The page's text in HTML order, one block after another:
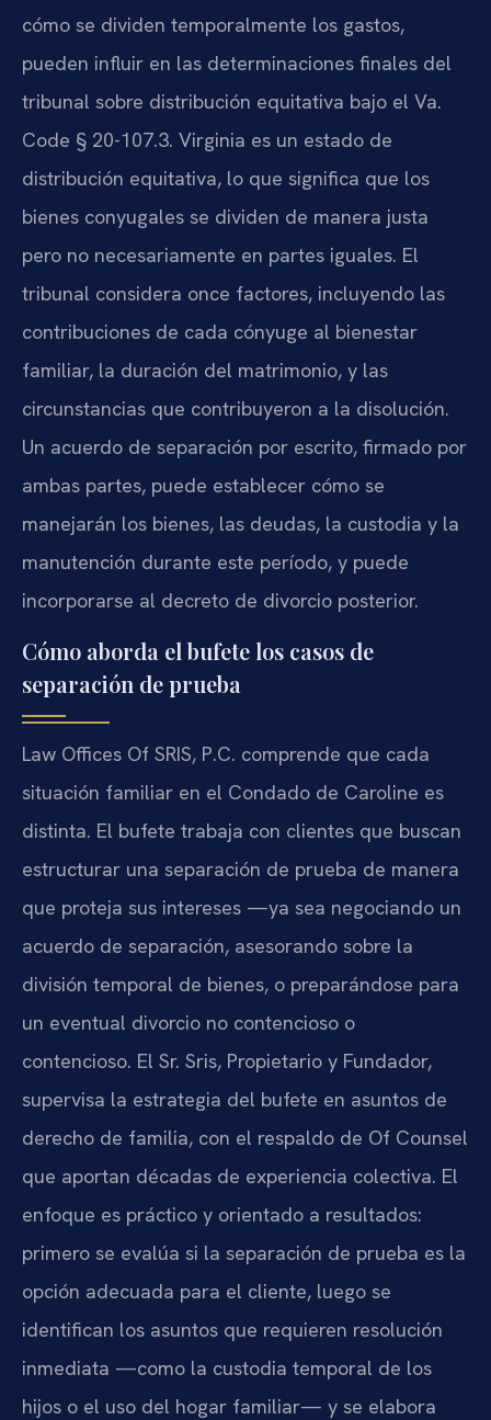
cómo se dividen temporalmente los gastos,
pueden influir en las determinaciones finales del
tribunal sobre distribución equitativa bajo el Va.
Code § 20-107.3. Virginia es un estado de
distribución equitativa, lo que significa que los
bienes conyugales se dividen de manera justa
pero no necesariamente en partes iguales. El
tribunal considera once factores, incluyendo las
contribuciones de cada cónyuge al bienestar
familiar, la duración del matrimonio, y las
circunstancias que contribuyeron a la disolución.
Un acuerdo de separación por escrito, firmado por
ambas partes, puede establecer cómo se
manejarán los bienes, las deudas, la custodia y la
manutención durante este período, y puede
incorporarse al decreto de divorcio posterior.
Cómo aborda el bufete los casos de
separación de prueba
Law Offices Of SRIS, P.C. comprende que cada
situación familiar en el Condado de Caroline es
distinta. El bufete trabaja con clientes que buscan
estructurar una separación de prueba de manera
que proteja sus intereses —ya sea negociando un
acuerdo de separación, asesorando sobre la
división temporal de bienes, o preparándose para
un eventual divorcio no contencioso o
contencioso. El Sr. Sris, Propietario y Fundador,
supervisa la estrategia del bufete en asuntos de
derecho de familia, con el respaldo de Of Counsel
que aportan décadas de experiencia colectiva. El
enfoque es práctico y orientado a resultados:
primero se evalúa si la separación de prueba es la
opción adecuada para el cliente, luego se
identifican los asuntos que requieren resolución
inmediata —como la custodia temporal de los
hijos o el uso del hogar familiar— y se elabora